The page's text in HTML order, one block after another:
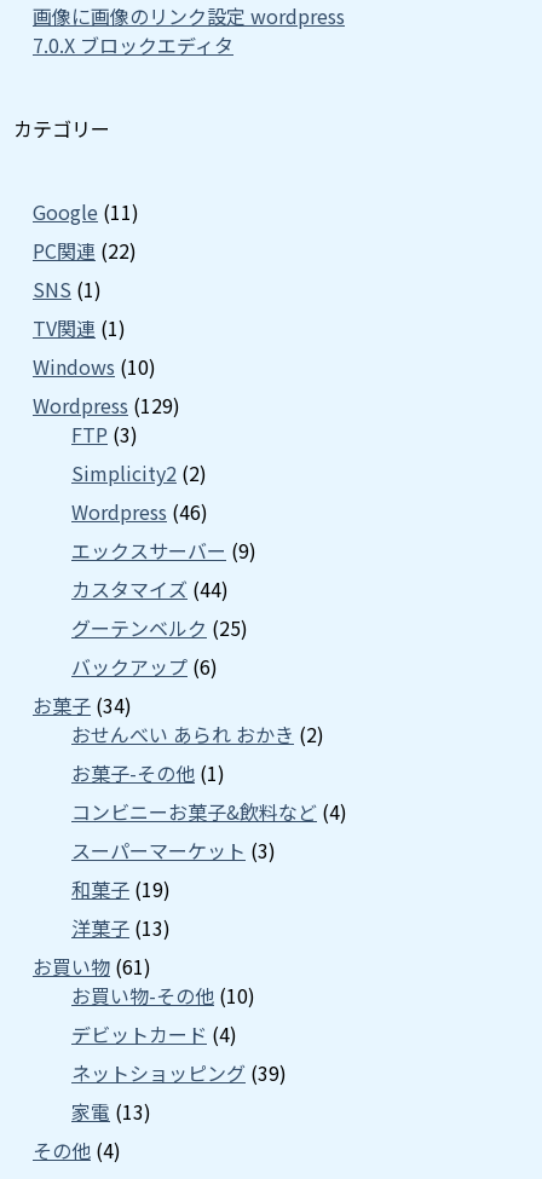
画像に画像のリンク設定 wordpress
7.0.X ブロックエディタ
カテゴリー
Google (11)
PC関連 (22)
SNS (1)
TV関連 (1)
Windows (10)
Wordpress (129)
FTP (3)
Simplicity2 (2)
Wordpress (46)
エックスサーバー (9)
カスタマイズ (44)
グーテンベルク (25)
バックアップ (6)
お菓子 (34)
おせんべい あられ おかき (2)
お菓子-その他 (1)
コンビニーお菓子&飲料など (4)
スーパーマーケット (3)
和菓子 (19)
洋菓子 (13)
お買い物 (61)
お買い物-その他 (10)
デビットカード (4)
ネットショッピング (39)
家電 (13)
その他 (4)